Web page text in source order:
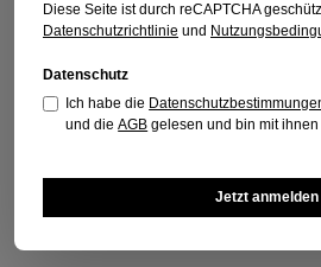
Diese Seite ist durch reCAPTCHA
Datenschutzrichtlinie und
Datenschutz
Ich habe die
und dieAGB gelesen und bin mit
Jetzt anmelden